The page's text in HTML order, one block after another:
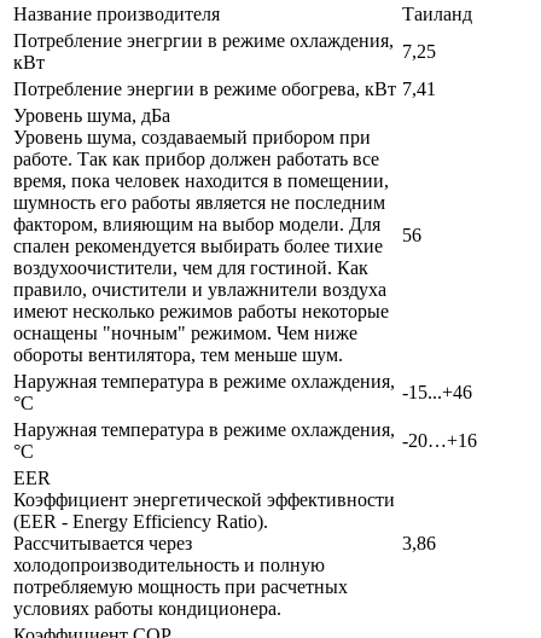
Название производителя
Таиланд
Потребление энегргии в режиме охлаждения,
кВт
7,25
Потребление энергии в режиме обогрева, кВт 7,41
Уровень шума, дБа
Уровень шума, создаваемый прибором при
работе. Так как прибор должен работать все
время, пока человек находится в помещении,
шумность его работы является не последним
фактором, влияющим на выбор модели. Для
спален рекомендуется выбирать более тихие
воздухоочистители, чем для гостиной. Как
правило, очистители и увлажнители воздуха
имеют несколько режимов работы некоторые
оснащены "ночным" режимом. Чем ниже
обороты вентилятора, тем меньше шум.
56
Наружная температура в режиме охлаждения,
°C
-15...+46
Наружная температура в режиме охлаждения,
°C
-20…+16
EER
Коэффициент энергетической эффективности
(EER - Energy Efficiency Ratio).
Рассчитывается через
холодопроизводительность и полную
потребляемую мощность при расчетных
условиях работы кондиционера.
3,86